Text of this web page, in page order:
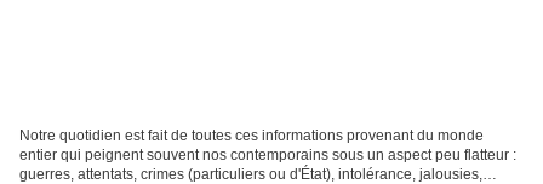
Notre quotidien est fait de toutes ces informations provenant du monde
entier qui peignent souvent nos contemporains sous un aspect peu flatteur :
guerres, attentats, crimes (particuliers ou d'État), intolérance, jalousies,